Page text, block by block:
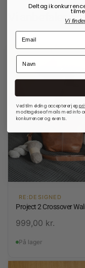
Vi anbefaler
RE:DESIGNED
Project 2 Crossover
999,00 kr.
På lager
Deltag i
Vi
Ved tilmelding accepterer jeg
modtagelse af mails med info
konkurrencer og events.